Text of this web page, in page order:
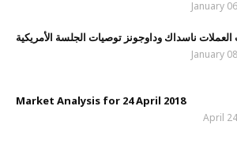
January
ناسداك وداوجونز توصيات الجلسة الأمريكية
January
Market Analysis for 24 April 2018
April